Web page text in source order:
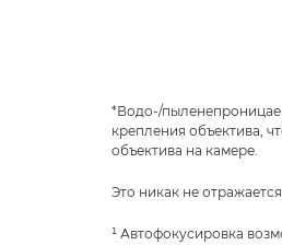
*Водо-/
крепления объектива,
объектива на камере.
Это никак не
¹ Автофокусировка